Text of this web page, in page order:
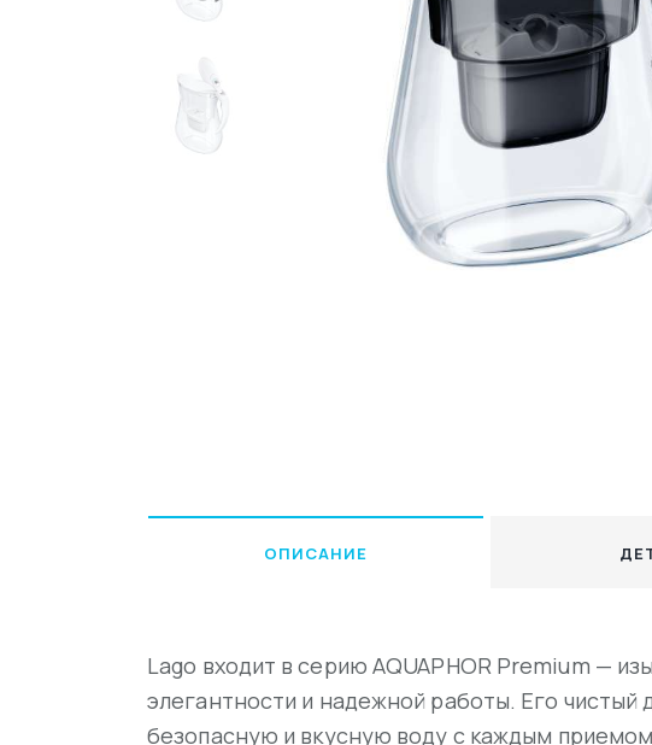
ОПИСАНИЕ
Lago входит в серию AQUAPHOR Premium —
элегантности и надежной работы. Его
безопасную и вкусную воду с каждым